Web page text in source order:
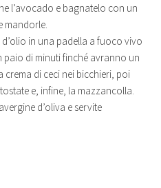
l’avocado e bagnatelo con un
mandorle.
in una padella a fuoco vivo
paio di minuti finché avranno un
crema di ceci nei bicchieri, poi
e, infine, la mazzancolla.
d’oliva e servite